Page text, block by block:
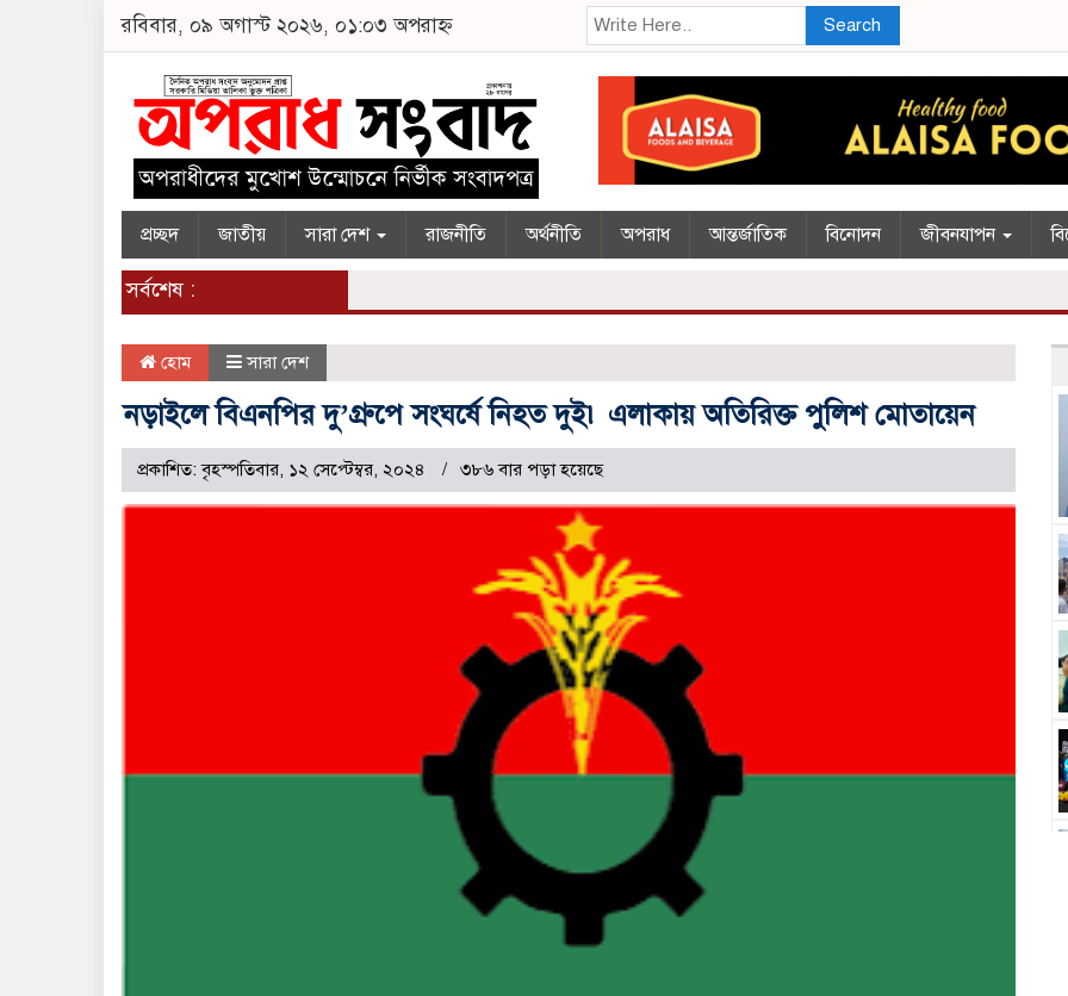
রবিবার, ০৯ অগাস্ট ২০২৬, ০১:০৩ অপরাহ্ন Search
প্রচ্ছদ জাতীয় সারা দেশ রাজনীতি অর্থনীতি অপরাধ আন্তর্জাতিক বিনোদন জীবনযাপন
সর্বশেষ :
হোম সারা দেশ
নড়াইলে বিএনপির দু’গ্রুপে সংঘর্ষে নিহত দুই৷ এলাকায় অতিরিক্ত পুলিশ মোতায়েন
প্রকাশিত: বৃহস্পতিবার, ১২ সেপ্টেম্বর, ২০২৪ ৩৮৬ বার পড়া হয়েছে